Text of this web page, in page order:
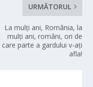
URMĂTORUL
La mulți ani, România, la
mulți ani, români, ori de
care parte a gardului v-ați
afla!